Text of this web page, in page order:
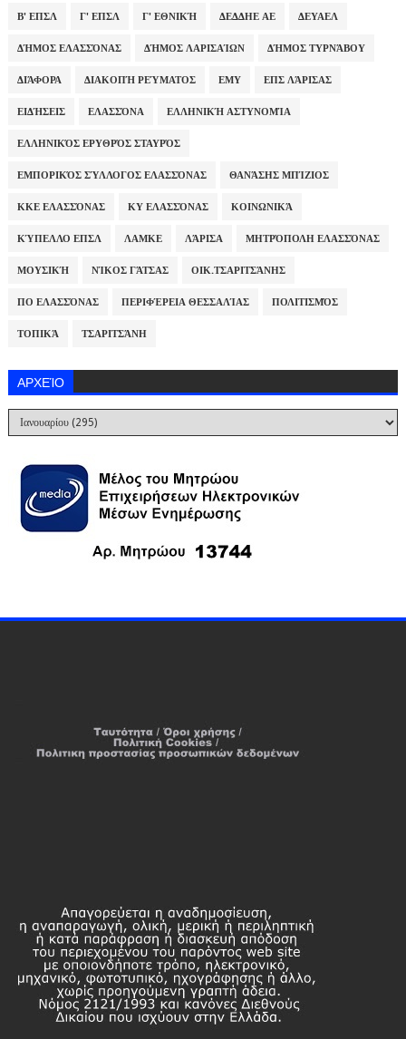
Β' ΕΠΣΛ Γ' ΕΠΣΛ Γ' ΕΘΝΙΚΉ ΔΕΔΔΗΕ ΑΕ ΔΕΥΑΕΛ
ΔΉΜΟΣ ΕΛΑΣΣΌΝΑΣ ΔΉΜΟΣ ΛΑΡΙΣΑΊΩΝ ΔΉΜΟΣ ΤΥΡΝΆΒΟΥ
ΔΙΆΦΟΡΑ ΔΙΑΚΟΠΉ ΡΕΎΜΑΤΟΣ ΕΜΥ ΕΠΣ ΛΆΡΙΣΑΣ
ΕΙΔΉΣΕΙΣ ΕΛΑΣΣΌΝΑ ΕΛΛΗΝΙΚΉ ΑΣΤΥΝΟΜΊΑ
ΕΛΛΗΝΙΚΌΣ ΕΡΥΘΡΌΣ ΣΤΑΥΡΌΣ
ΕΜΠΟΡΙΚΌΣ ΣΎΛΛΟΓΟΣ ΕΛΑΣΣΌΝΑΣ ΘΑΝΆΣΗΣ ΜΠΊΖΙΟΣ
ΚΚΕ ΕΛΑΣΣΌΝΑΣ ΚΥ ΕΛΑΣΣΌΝΑΣ ΚΟΙΝΩΝΙΚΆ
ΚΎΠΕΛΛΟ ΕΠΣΛ ΛΑΜΚΕ ΛΆΡΙΣΑ ΜΗΤΡΌΠΟΛΗ ΕΛΑΣΣΌΝΑΣ
ΜΟΥΣΙΚΉ ΝΊΚΟΣ ΓΆΤΣΑΣ ΟΙΚ.ΤΣΑΡΙΤΣΆΝΗΣ
ΠΟ ΕΛΑΣΣΌΝΑΣ ΠΕΡΙΦΈΡΕΙΑ ΘΕΣΣΑΛΊΑΣ ΠΟΛΙΤΙΣΜΌΣ
ΤΟΠΙΚΆ ΤΣΑΡΙΤΣΆΝΗ
ΑΡΧΕΊΟ